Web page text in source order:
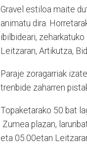
Gravel estiloa maite
animatu dira.
ibilbideari,
Leitzaran, Artikutza,
Paraje zoragarriak
trenbide zaharren
Topaketarako 50 bat
Zumea plazan,
eta 05:00etan